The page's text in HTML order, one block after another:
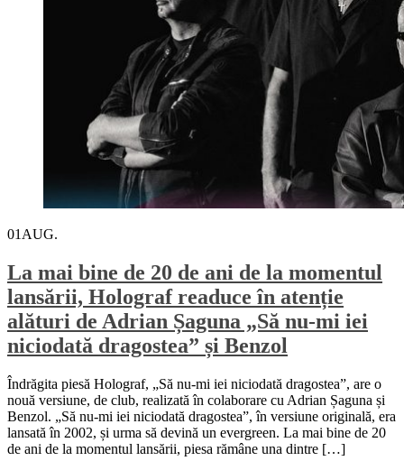
01 AUG.
La mai bine de 20 de ani de la momentul
lansării, Holograf readuce în atenție
alături de Adrian Șaguna „Să nu-mi iei
niciodată dragostea” și Benzol
Îndrăgita piesă Holograf, „Să nu-mi iei niciodată dragostea”, are o
nouă versiune, de club, realizată în colaborare cu Adrian Șaguna și
Benzol. „Să nu-mi iei niciodată dragostea”, în versiune originală, era
lansată în 2002, și urma să devină un evergreen. La mai bine de 20
de ani de la momentul lansării, piesa rămâne una dintre […]